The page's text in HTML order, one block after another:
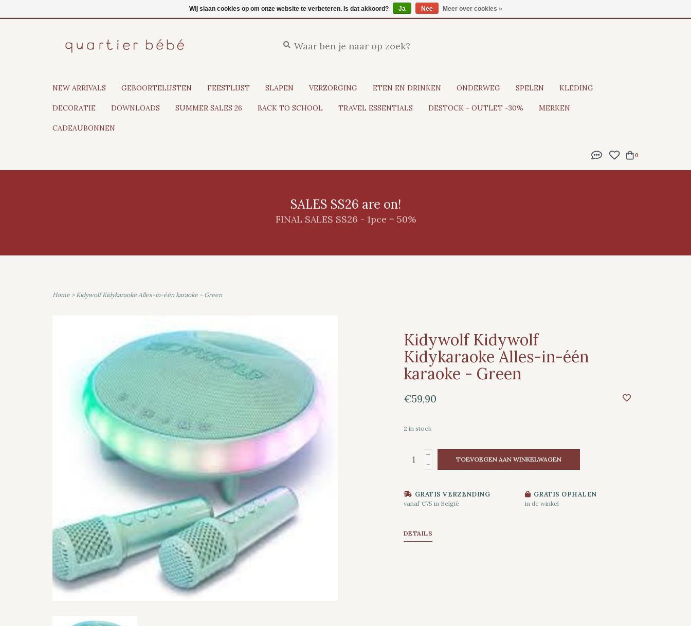
NEW ARRIVALS GEBOORTELIJSTEN FEESTLIJST SLAPEN VERZORGING ETEN EN DRINKEN ONDERWEG SPELEN KLEDING
DECORATIE DOWNLOADS SUMMER SALES 26 BACK TO SCHOOL TRAVEL ESSENTIALS DESTOCK - OUTLET -30% MERKEN
CADEAUBONNEN
0
SALES SS26 are on!
FINAL SALES SS26 - 1pce = 50%
Home > Kidywolf Kidykaraoke Alles-in-één karaoke - Green
Kidywolf Kidywolf
Kidykaraoke Alles-in-één
karaoke - Green
€59,90
2 in stock
+
- TOEVOEGEN AAN WINKELWAGEN
GRATIS VERZENDING
vanaf €75 in België
GRATIS OPHALEN
in de winkel
DETAILS
Wij slaan cookies op om onze website te verbeteren. Is dat akkoord? Ja Nee Meer over cookies »